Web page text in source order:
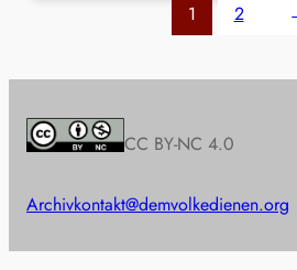
1 2
CC BY-NC 4.0
Archivkontakt@demvolkedienen.org